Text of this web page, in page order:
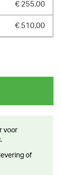
€ 255,00
€ 510,00